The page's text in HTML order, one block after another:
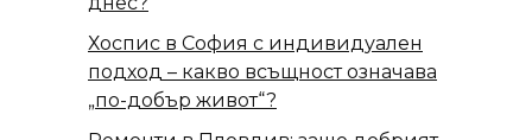
Хоспис в София с индивидуален
подход – какво всъщност означава
„по-добър живот“?